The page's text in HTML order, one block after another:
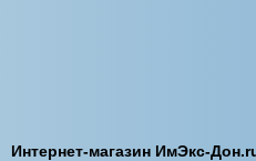
Интернет-магазин ИмЭкс-